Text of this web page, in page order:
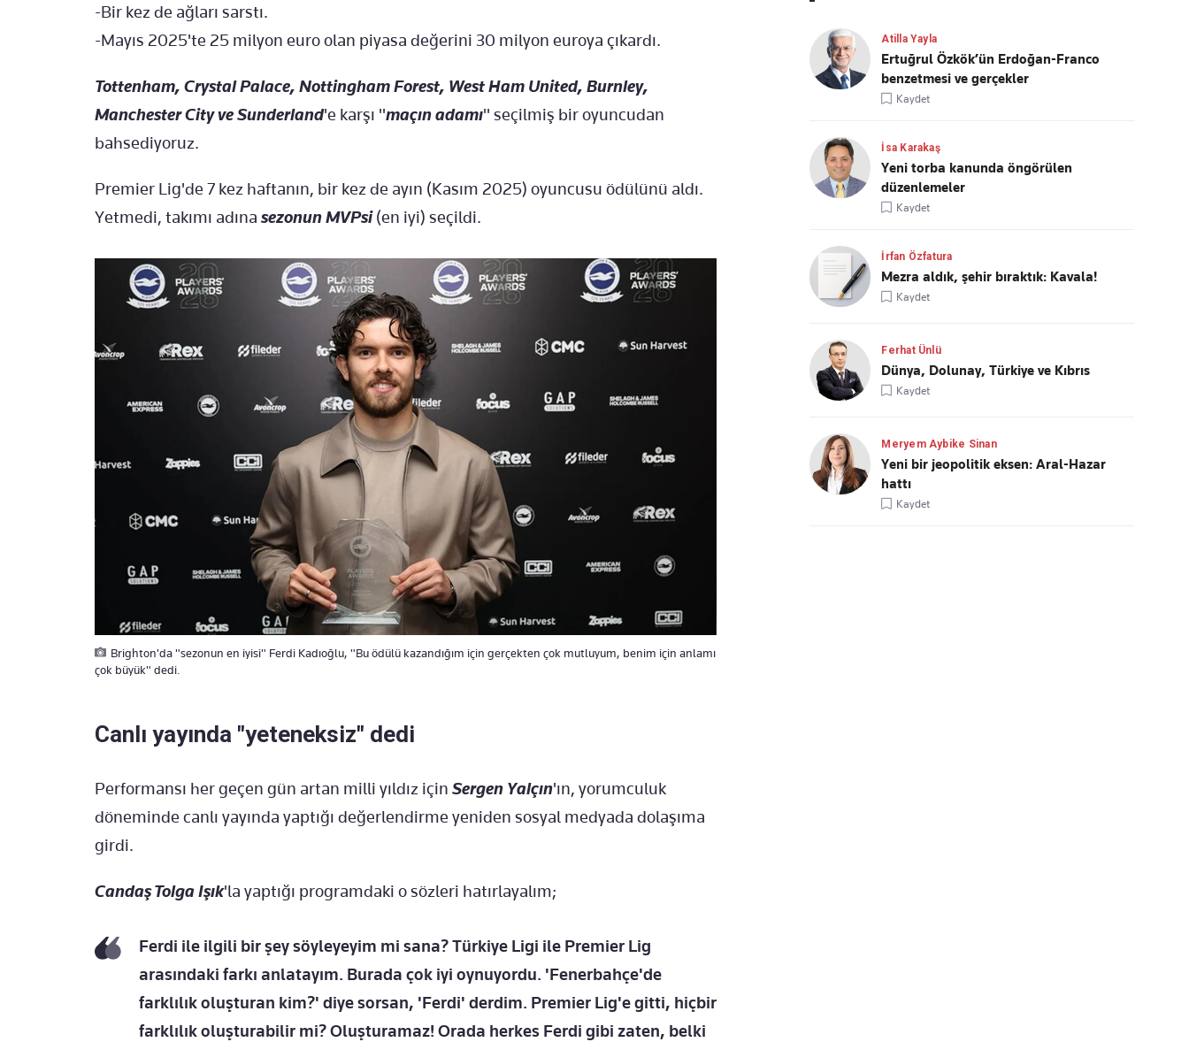
-Bir kez de ağları sarstı.
-Mayıs 2025'te 25 milyon euro olan piyasa değerini 30 milyon euroya çıkardı.
Tottenham, Crystal Palace, Nottingham Forest, West Ham United, Burnley,
Manchester City ve Sunderland'e karşı "maçın adamı" seçilmiş bir oyuncudan
bahsediyoruz.
Premier Lig'de 7 kez haftanın, bir kez de ayın (Kasım 2025) oyuncusu ödülünü aldı.
Yetmedi, takımı adına sezonun MVPsi(en iyi) seçildi.
Brighton'da "sezonun en iyisi" Ferdi Kadıoğlu, "Bu ödülü kazandığım için gerçekten çok mutluyum, benim için anlamı
çok büyük" dedi.
Canlı yayında "yeteneksiz" dedi
Performansı her geçen gün artan milli yıldız için Sergen Yalçın'ın, yorumculuk
döneminde canlı yayında yaptığı değerlendirme yeniden sosyal medyada dolaşıma
girdi.
Candaş Tolga Işık'la yaptığı programdaki o sözleri hatırlayalım;
Ferdi ile ilgili bir şey söyleyeyim mi sana? Türkiye Ligi ile Premier Lig
arasındaki farkı anlatayım. Burada çok iyi oynuyordu. 'Fenerbahçe'de
farklılık oluşturan kim?' diye sorsan, 'Ferdi' derdim. Premier Lig'e gitti, hiçbir
farklılık oluşturabilir mi? Oluşturamaz! Orada herkes Ferdi gibi zaten, belki
Atilla Yayla
Ertuğrul Özkök’ün Erdoğan-Franco
benzetmesi ve gerçekler
Kaydet
İsa Karakaş
Yeni torba kanunda öngörülen
düzenlemeler
Kaydet
İrfan Özfatura
Mezra aldık, şehir bıraktık: Kavala!
Kaydet
Ferhat Ünlü
Dünya, Dolunay, Türkiye ve Kıbrıs
Kaydet
Meryem Aybike Sinan
Yeni bir jeopolitik eksen: Aral-Hazar
hattı
Kaydet